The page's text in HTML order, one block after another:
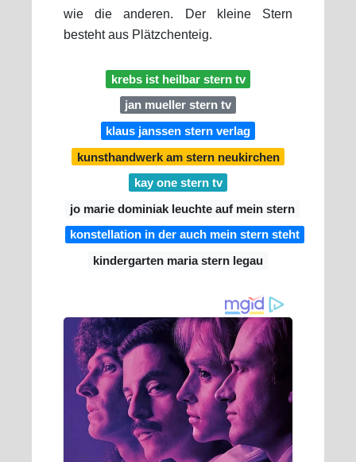
wie die anderen. Der kleine Stern
besteht aus Plätzchenteig.
krebs ist heilbar stern tv
jan mueller stern tv
klaus janssen stern verlag
kunsthandwerk am stern neukirchen
kay one stern tv
jo marie dominiak leuchte auf mein stern
konstellation in der auch mein stern steht
kindergarten maria stern legau